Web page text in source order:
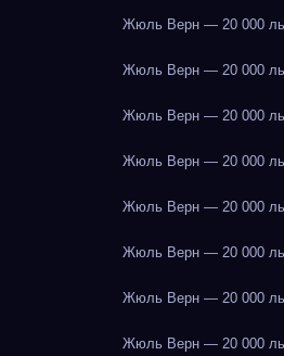
Жюль Верн — 20 000
Жюль Верн — 20 000
Жюль Верн — 20 000
Жюль Верн — 20 000
Жюль Верн — 20 000
Жюль Верн — 20 000
Жюль Верн — 20 000
Жюль Верн — 20 000